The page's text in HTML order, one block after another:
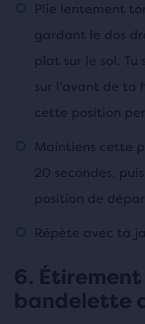
Plie lentement
gardant le dos
plat sur le sol.
sur l’avant de ta
cette position
Maintiens cette
20 secondes,
position de
Répète avec ta
6. Étirement
bandelette